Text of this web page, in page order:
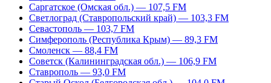
Саргатское (Омская обл.) — 107,5 FM
Светлоград (Ставропольский край) — 103,3 FM
Севастополь — 103,7 FM
Симферополь (Республика Крым) — 89,3 FM
Смоленск — 88,4 FM
Советск (Калининградская обл.) — 106,9 FM
Ставрополь — 93,0 FM